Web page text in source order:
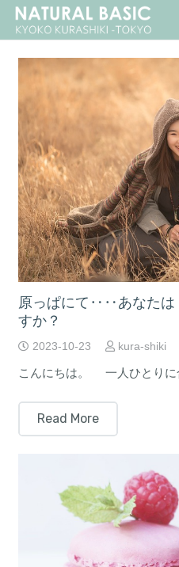
原っぱにて‥‥あなたは
すか？
2023-10-23 kura-shiki
こんにちは。 一人ひとり
Read More